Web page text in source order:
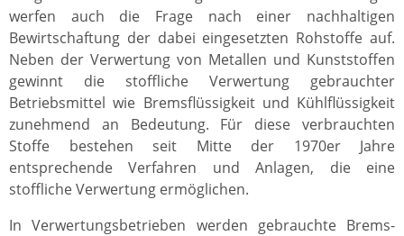
werfen auch die Frage nach einer nachhaltigen
Bewirtschaftung der dabei eingesetzten Rohstoffe auf.
Neben der Verwertung von Metallen und Kunststoffen
gewinnt die stoffliche Verwertung gebrauchter
Betriebsmittel wie Bremsflüssigkeit und Kühlflüssigkeit
zunehmend an Bedeutung. Für diese verbrauchten
Stoffe bestehen seit Mitte der 1970er Jahre
entsprechende Verfahren und Anlagen, die eine
stoffliche Verwertung ermöglichen.
In Verwertungsbetrieben werden gebrauchte Brems-